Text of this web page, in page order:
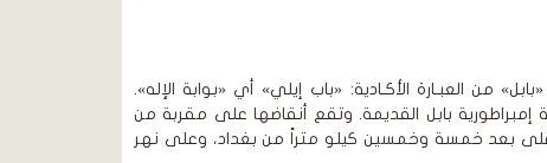
من العبـارة الأكـادية: «باب إيلي» أي «بوابة الإله».
بابل القديمة. وتقع أنقاضها على مقربة من
بعد خمسة وخمسين كيلو متراً من بغداد، وعلى نهر